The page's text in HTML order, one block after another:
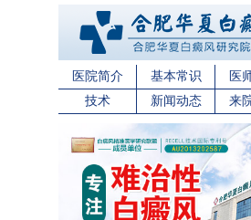
医院简介 基本常识
医
技术
新闻动态 来